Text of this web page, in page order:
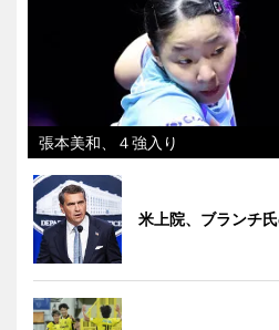
張本美和、４強入り
米上院、ブランチ